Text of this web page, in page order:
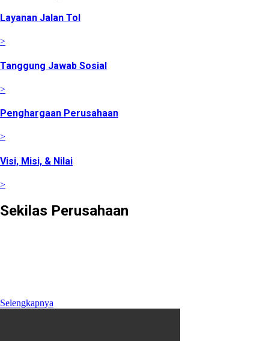
Layanan Jalan Tol
>
Tanggung Jawab Sosial
>
Penghargaan Perusahaan
>
Visi, Misi, & Nilai
>
Sekilas Perusahaan
Selengkapnya